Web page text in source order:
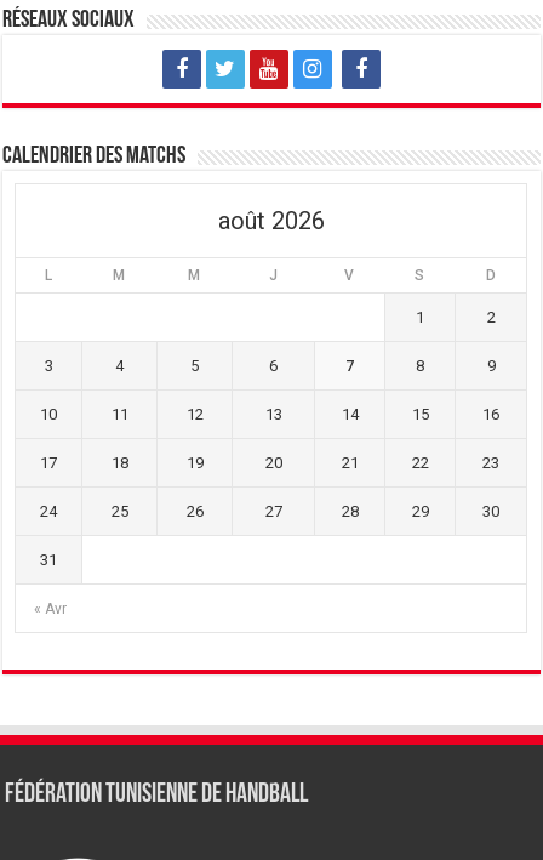
Réseaux sociaux
Calendrier des matchs
août 2026
L M M J V S D
« Avr
1 2
3 4 5 6 7 8 9
10 11 12 13 14 15 16
17 18 19 20 21 22 23
24 25 26 27 28 29 30
31
Fédération tunisienne de Handball